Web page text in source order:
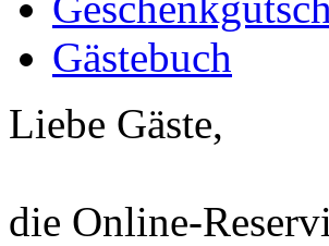
Gästebuch
Liebe Gäste,
die Online-